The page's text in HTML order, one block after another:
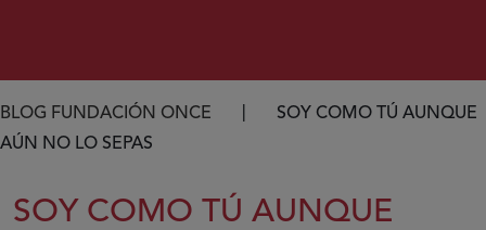
Ruta de navegación
BLOG FUNDACIÓN ONCE
SOY COMO TÚ AUNQUE
AÚN NO LO SEPAS
SOY COMO TÚ AUNQUE